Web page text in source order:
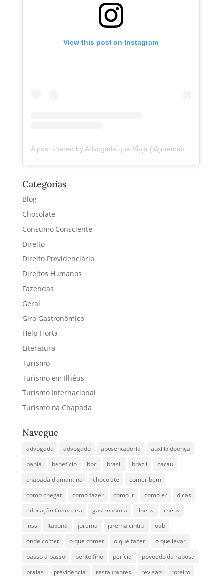
View this post on Instagram
A post shared by Advogada que Viaja (@juremacintra)
Categorias
Blog
Chocolate
Consumo Consciente
Direito
Direito Previdenciário
Direitos Humanos
Fazendas
Geral
Giro Gastronômico
Help Horta
Literatura
Turismo
Turismo em Ilhéus
Turismo Internacional
Turismo na Chapada
Navegue
advogada advogado aposentadoria
auxilio doença
bahia
benefício bpc brasil brazil
cacau
chapada diamantina
chocolate
comer bem
como chegar
como fazer como ir como é?
dicas
educação financeira
gastronomia ilheus
ilhéus
inss
Itabuna jurema jurema cintra
oab
onde comer
o que comer o que fazer
o que levar
passo a passo
pente fino perícia
povoado da raposa
praias
previdencia restaurantes revisao roteiro